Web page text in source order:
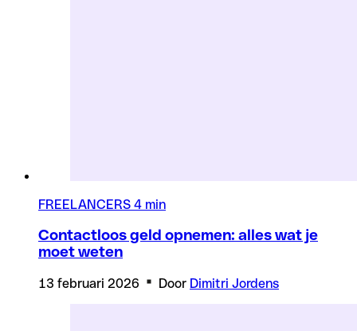
FREELANCERS 4 min
Contactloos geld opnemen: alles wat je
moet weten
13 februari 2026 Door Dimitri Jordens